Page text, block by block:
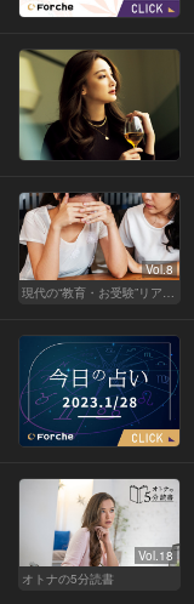
Vol.8
現代の“教育・お受験”リアルドキュメント
Vol.18
オトナの5分読書